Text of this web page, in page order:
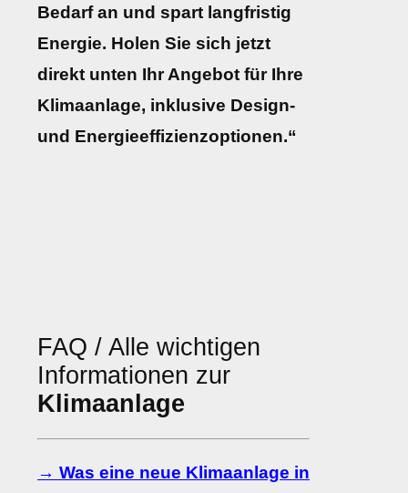
Bedarf an und spart langfristig
Energie. Holen Sie sich jetzt
direkt unten Ihr Angebot für Ihre
Klimaanlage, inklusive Design-
und Energieeffizienzoptionen.“
FAQ / Alle wichtigen
Informationen zur
Klimaanlage
→ Was eine neue Klimaanlage in